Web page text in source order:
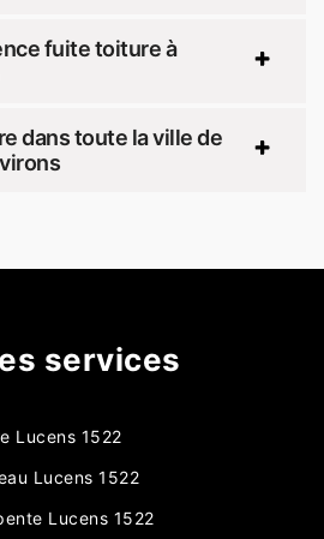
fuite toiture à
dans toute la ville de
services
Lucens 1522
Lucens 1522
Lucens 1522